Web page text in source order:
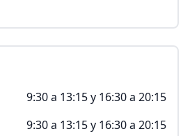
9:30 a 13:15 y 16:30 a 20:15
9:30 a 13:15 y 16:30 a 20:15